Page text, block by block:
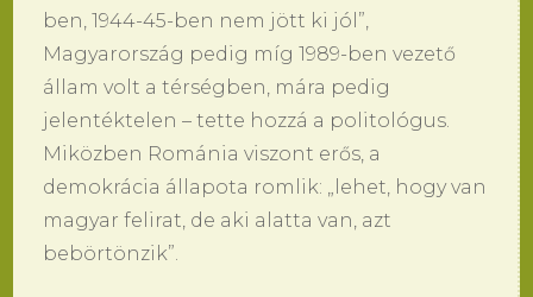
ben, 1944-45-ben nem jött ki jól”,
Magyarország pedig míg 1989-ben vezető
állam volt a térségben, mára pedig
jelentéktelen – tette hozzá a politológus.
Miközben Románia viszont erős, a
demokrácia állapota romlik: „lehet, hogy van
magyar felirat, de aki alatta van, azt
bebörtönzik”.